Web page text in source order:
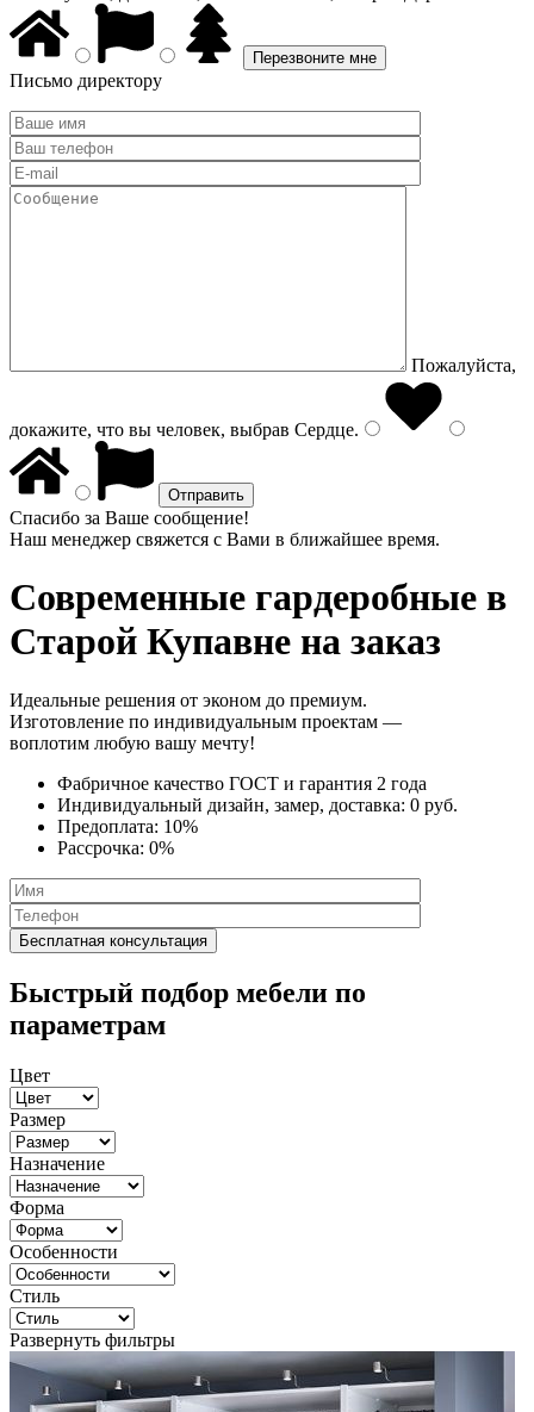
Письмо директору
Пожалуйста,
докажите, что вы человек, выбрав Сердце.
Спасибо за Ваше сообщение!
Наш менеджер свяжется с Вами в ближайшее время.
Современные гардеробные в
Старой Купавне на заказ
Идеальные решения от эконом до премиум.
Изготовление по индивидуальным проектам —
воплотим любую вашу мечту!
Фабричное качество ГОСТ и гарантия 2 года
Индивидуальный дизайн, замер, доставка: 0 руб.
Предоплата: 10%
Рассрочка: 0%
Быстрый подбор мебели по
параметрам
Цвет
Размер
Назначение
Форма
Особенности
Стиль
Развернуть фильтры